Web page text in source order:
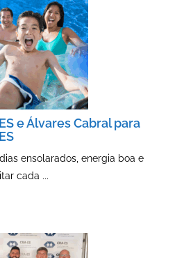
e Álvares Cabral para
ensolarados, energia boa e
cada ...